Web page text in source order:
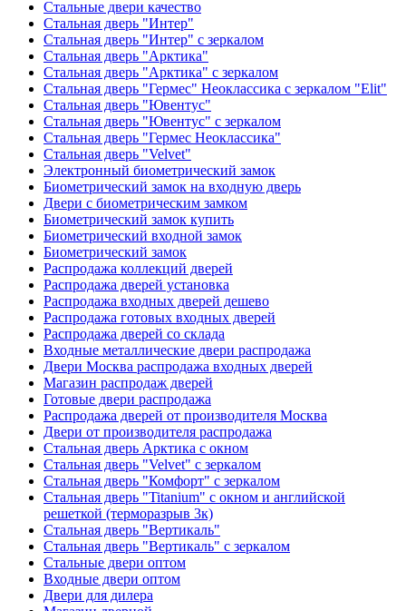
Стальные двери качество
Стальная дверь "Интер"
Стальная дверь "Интер" с зеркалом
Стальная дверь "Арктика"
Стальная дверь "Арктика" с зеркалом
Стальная дверь "Гермес" Неоклассика с зеркалом "Elit"
Стальная дверь "Ювентус"
Стальная дверь "Ювентус" с зеркалом
Стальная дверь "Гермес Неоклассика"
Стальная дверь "Velvet"
Электронный биометрический замок
Биометрический замок на входную дверь
Двери с биометрическим замком
Биометрический замок купить
Биометрический входной замок
Биометрический замок
Распродажа коллекций дверей
Распродажа дверей установка
Распродажа входных дверей дешево
Распродажа готовых входных дверей
Распродажа дверей со склада
Входные металлические двери распродажа
Двери Москва распродажа входных дверей
Магазин распродаж дверей
Готовые двери распродажа
Распродажа дверей от производителя Москва
Двери от производителя распродажа
Стальная дверь Арктика с окном
Стальная дверь "Velvet" с зеркалом
Стальная дверь "Комфорт" с зеркалом
Стальная дверь "Titanium" с окном и английской
решеткой (терморазрыв 3к)
Стальная дверь "Вертикаль"
Стальная дверь "Вертикаль" с зеркалом
Стальные двери оптом
Входные двери оптом
Двери для дилера